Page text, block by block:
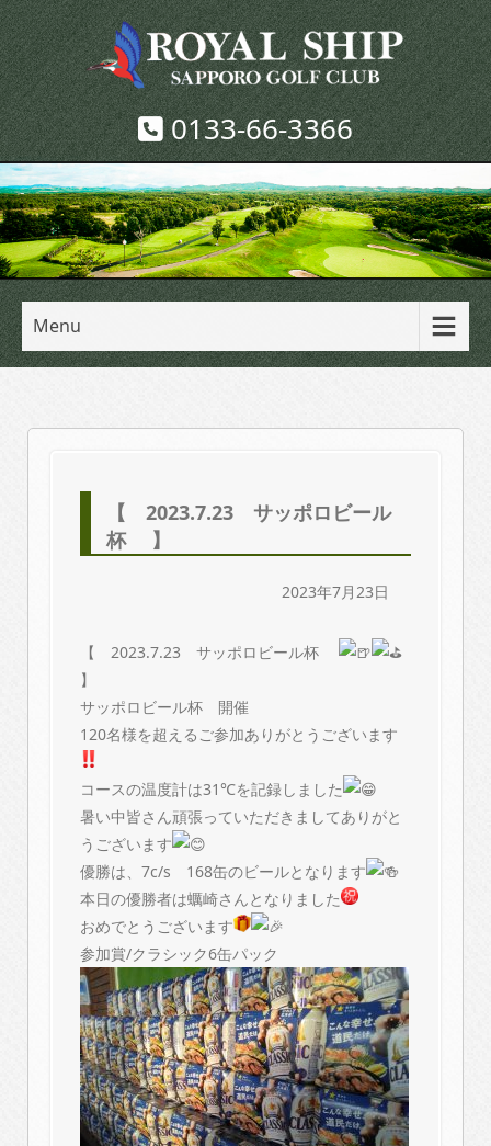
0133-66-3366
Menu
【 2023.7.23 サッポロビール
杯 】
2023年7月23日
【 2023.7.23 サッポロビール杯
】
サッポロビール杯 開催
120名様を超えるご参加ありがとうございます
コースの温度計は31℃を記録しました
暑い中皆さん頑張っていただきましてありがと
うございます
優勝は、7c/s 168缶のビールとなります
本日の優勝者は蠣崎さんとなりました
おめでとうございます
参加賞/クラシック6缶パック